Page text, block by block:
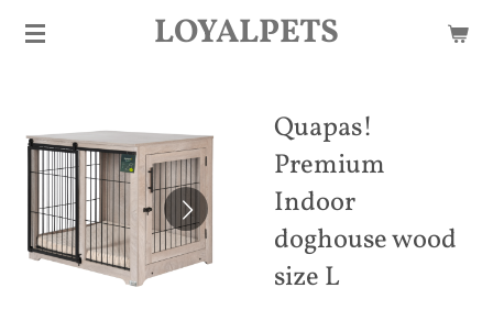
Ga
hoofdinhoud
LOYALPETS
Quapas!
Premium
Indoor
doghouse wood
size L